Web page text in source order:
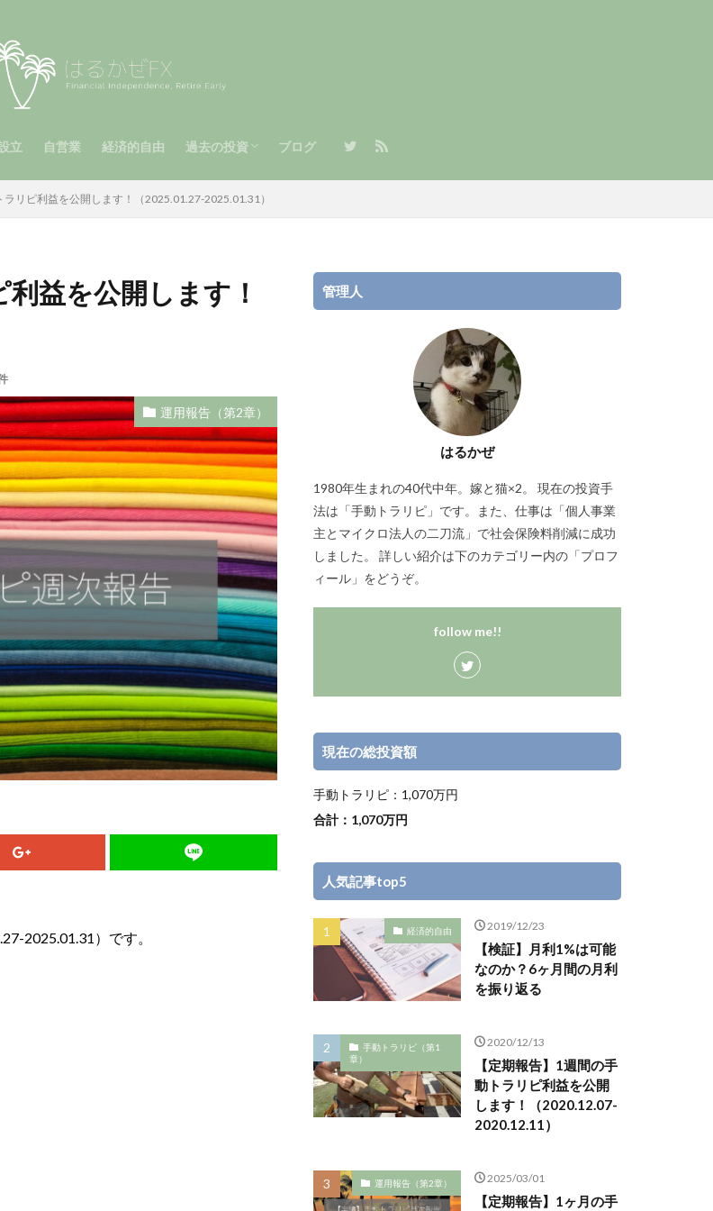
立 自営業 経済的自由 過去の投資
手動トラリピ（第1章）
メキシコペソ（MXN/JPY）積立
南アフリカランド（ZAR/JPY）積立
ビットコイン
運用報告（第1章）
自動トラリピ
ブログ
ラリピ利益を公開します！（2025.01.27-2025.01.31）
益を公開します！
運用報告（第2章）
2025.01.31）です。
管理人
はるかぜ
1980年生まれの40代中年。嫁と猫×2。 現在の投資手
法は「手動トラリピ」です。また、仕事は「個人事業
主とマイクロ法人の二刀流」で社会保険料削減に成功
しました。 詳しい紹介は下のカテゴリー内の「プロフ
ィール」をどうぞ。
follow me!!
現在の総投資額
手動トラリピ：1,070万円
合計：1,070万円
人気記事top5
経済的自由 2019/12/23
【検証】月利1%は可能
なのか？6ヶ月間の月利
を振り返る
手動トラリピ（第1
章）
2020/12/13
【定期報告】1週間の手
動トラリピ利益を公開
します！（2020.12.07-
2020.12.11）
運用報告（第2章） 2025/03/01
【定期報告】1ヶ月の手